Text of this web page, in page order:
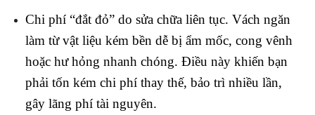
Chi phí “đắt đỏ” do sửa chữa liên tục. Vách ngăn
làm từ vật liệu kém bền dễ bị ẩm mốc, cong vênh
hoặc hư hỏng nhanh chóng. Điều này khiến bạn
phải tốn kém chi phí thay thế, bảo trì nhiều lần,
gây lãng phí tài nguyên.